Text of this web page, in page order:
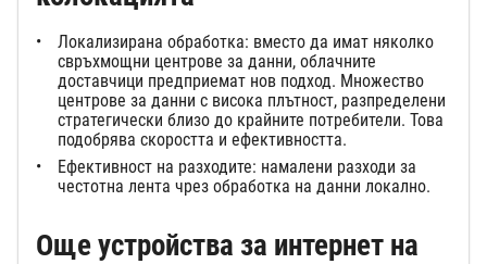
Локализирана обработка: вместо да имат няколко
свръхмощни центрове за данни, облачните
доставчици предприемат нов подход. Множество
центрове за данни с висока плътност, разпределени
стратегически близо до крайните потребители. Това
подобрява скоростта и ефективността.
Ефективност на разходите: намалени разходи за
честотна лента чрез обработка на данни локално.
Още устройства за интернет на